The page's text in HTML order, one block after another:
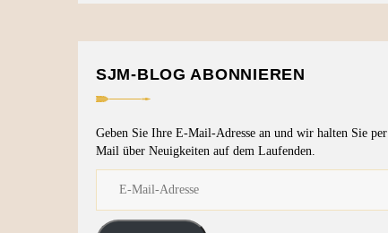
SJM-BLOG ABONNIEREN
Geben Sie Ihre E-Mail-Adresse an und wir halten Sie per
Mail über Neuigkeiten auf dem Laufenden.